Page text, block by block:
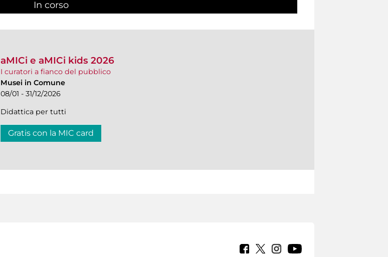
In corso
aMICi e aMICi kids 2026
I curatori a fianco del pubblico
Musei in Comune
08/01 - 31/12/2026
Didattica per tutti
Gratis con la MIC card